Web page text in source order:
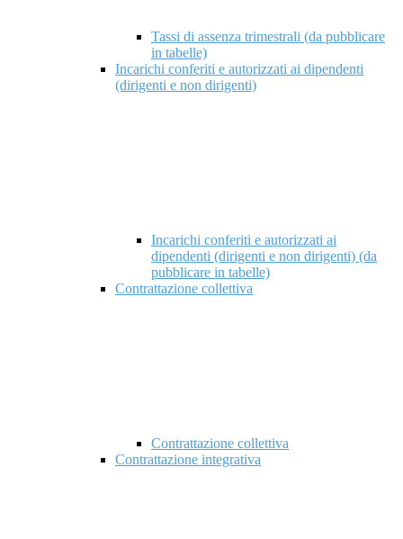
Tassi di assenza trimestrali (da pubblicare
in tabelle)
Incarichi conferiti e autorizzati ai dipendenti
(dirigenti e non dirigenti)
Incarichi conferiti e autorizzati ai
dipendenti (dirigenti e non dirigenti) (da
pubblicare in tabelle)
Contrattazione collettiva
Contrattazione collettiva
Contrattazione integrativa